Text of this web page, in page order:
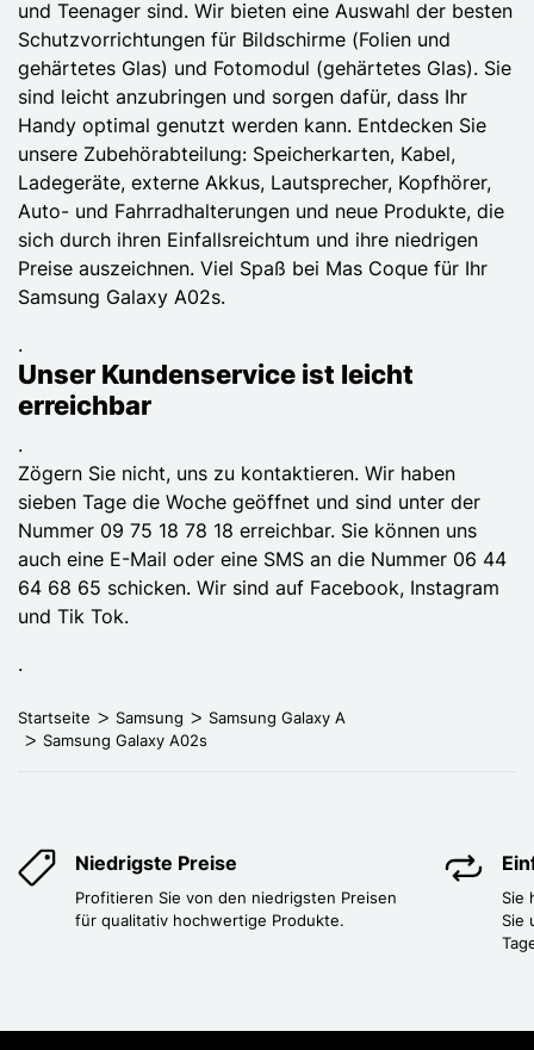
und Teenager sind. Wir bieten eine Auswahl der besten
Schutzvorrichtungen für Bildschirme (Folien und
gehärtetes Glas) und Fotomodul (gehärtetes Glas). Sie
sind leicht anzubringen und sorgen dafür, dass Ihr
Handy optimal genutzt werden kann. Entdecken Sie
unsere Zubehörabteilung: Speicherkarten, Kabel,
Ladegeräte, externe Akkus, Lautsprecher, Kopfhörer,
Auto- und Fahrradhalterungen und neue Produkte, die
sich durch ihren Einfallsreichtum und ihre niedrigen
Preise auszeichnen. Viel Spaß bei Mas Coque für Ihr
Samsung Galaxy A02s.
.
Unser Kundenservice ist leicht
erreichbar
.
Zögern Sie nicht, uns zu kontaktieren. Wir haben
sieben Tage die Woche geöffnet und sind unter der
Nummer 09 75 18 78 18 erreichbar. Sie können uns
auch eine E-Mail oder eine SMS an die Nummer 06 44
64 68 65 schicken. Wir sind auf Facebook, Instagram
und Tik Tok.
.
Startseite Samsung
Samsung Galaxy A
Samsung Galaxy A02s
Niedrigste Preise
Profitieren Sie von den niedrigsten Preisen
für qualitativ hochwertige Produkte.
Sie
Sie